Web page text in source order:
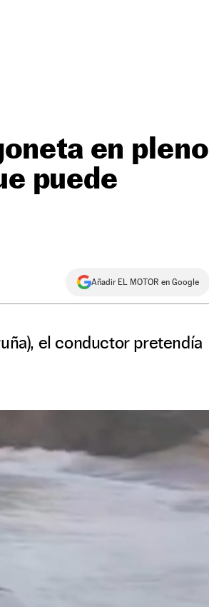
en pleno
puede
Añadir EL MOTOR en Google
el conductor pretendía